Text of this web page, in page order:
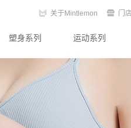
塑身系列 运动系列
关于Mintlemon 门